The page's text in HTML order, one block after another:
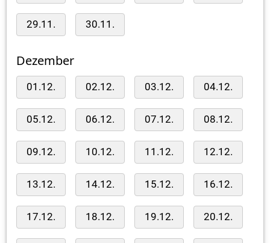
29.11. 30.11.
Dezember
01.12. 02.12. 03.12. 04.12.
05.12. 06.12. 07.12. 08.12.
09.12. 10.12. 11.12. 12.12.
13.12. 14.12. 15.12. 16.12.
17.12. 18.12. 19.12. 20.12.